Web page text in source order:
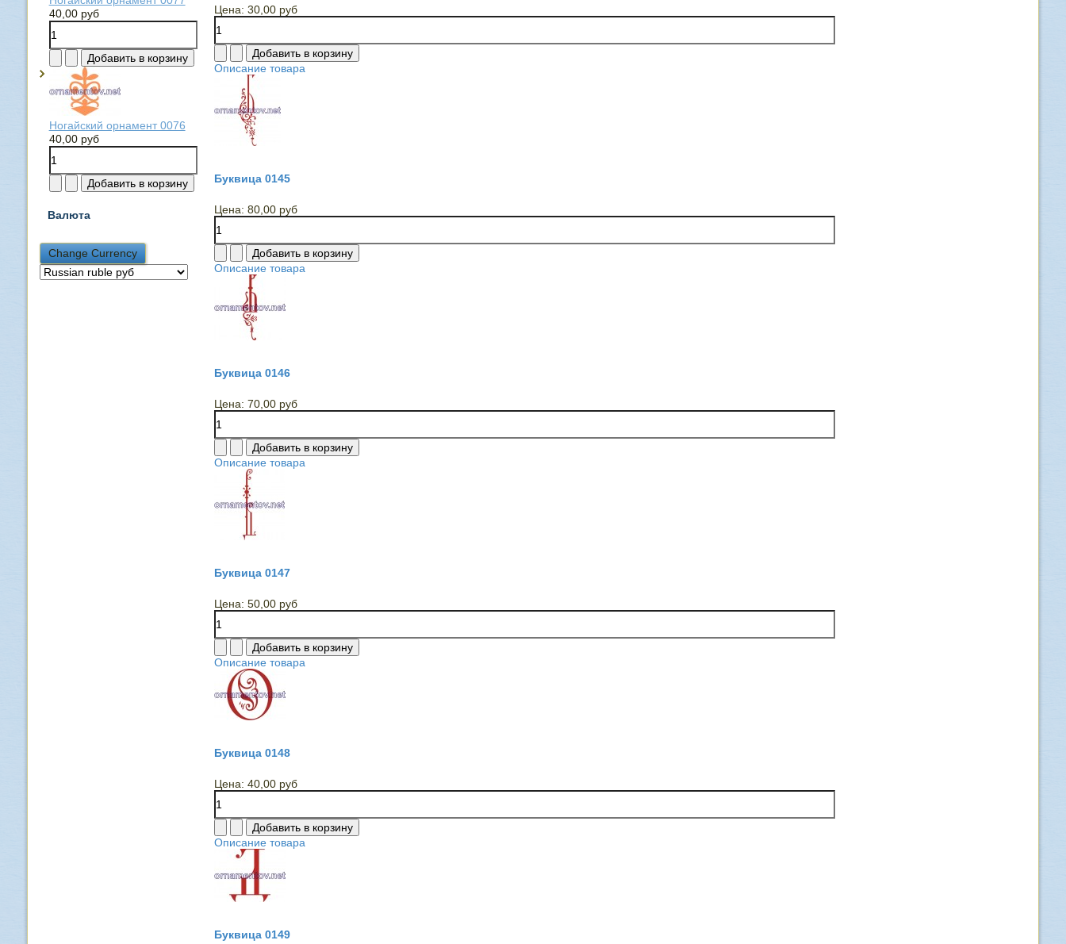
40,00 руб
Ногайский орнамент 0076
40,00 руб
Валюта
Цена: 30,00 руб
Описание товара
Буквица 0145
Цена: 80,00 руб
Описание товара
Буквица 0146
Цена: 70,00 руб
Описание товара
Буквица 0147
Цена: 50,00 руб
Описание товара
Буквица 0148
Цена: 40,00 руб
Описание товара
Буквица 0149